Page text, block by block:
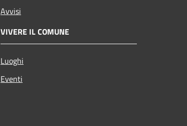
Avvisi
VIVERE IL COMUNE
Luoghi
Eventi